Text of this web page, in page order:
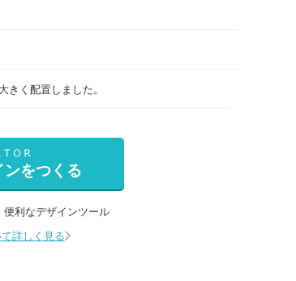
く配置しました。
をつくる
便利なデザインツール
詳しく見る